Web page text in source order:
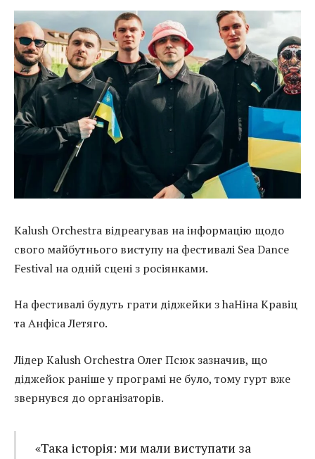
Kalush Orchestra відреагував на інформацію щодо
свого майбутнього виступу на фестивалі Sea Dance
Festival на одній сцені з росіянками.
На фестивалі будуть грати діджейки з haНіна Кравіц
та Анфіса Летяго.
Лідер Kalush Orchestra Олег Псюк зазначив, що
діджейок раніше у програмі не було, тому гурт вже
звернувся до організаторів.
«Така історія: ми мали виступати за